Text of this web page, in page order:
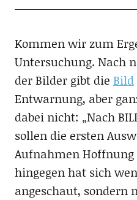
Kommen wir zum
Untersuchung. Nach
der Bilder gibt die Bild
Entwarnung, aber
dabei nicht: „Nach
sollen die ersten
Aufnahmen
hingegen hat sich
angeschaut, sondern